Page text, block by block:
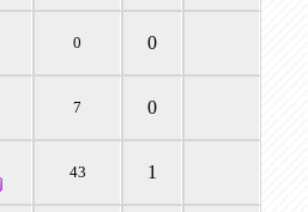
0 0
7 0
43 1